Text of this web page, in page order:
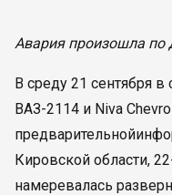
Авария произошла по
В среду 21 сентября
ВАЗ-2114 и Niva
Кировской области,
намеревалась